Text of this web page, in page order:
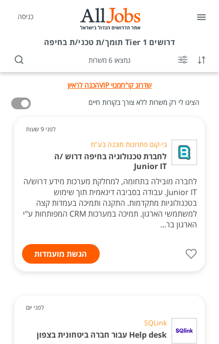
כניסה
דרושים Tier 1 תומך/ת טכני/ת בחיפה
נמצאו 6 משרות
שדרוג קו"חמנוי VIP
הכנה לראיון
הציגו לי רק משרות ללא צורך בקורות חיים
לפני 9 שעות
בי-קום פתרונות תוכנה בע"מ
לחברת טכנולוגיה בחיפה דרוש /ה
Junior IT
לחברה מובילה בתחומה, למחלקת מערכות מידע דרוש/ה
Junior IT. עבודה בסביבה דינאמית תוך שימוש
בטכנולוגיות מתקדמות. התקנה ותמיכה בעמדות קצה
למשתמשי הארגון. תמיכה במערכות CRM המפותחות ע"י
הארגון בר...
הגשת מועמדות
לפני יום
SQLink
Help desk עבור חברה ביטחונית בצפון